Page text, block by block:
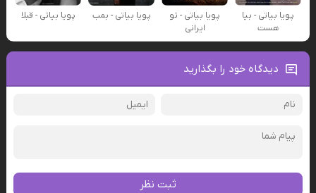
پویا بیاتی - بیا
هست
پویا بیاتی - تو
ایرانی
پویا بیاتی - بمب پویا بیاتی - قبلا
دیدگاه خود را بگذارید
ثبت نظر